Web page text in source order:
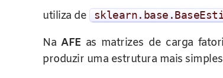
utiliza de
sklearn. base .
NaAFE as matrizes de carga
produzir uma estrutura mais